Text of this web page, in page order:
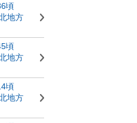
頃
地方
頃
地方
頃
地方